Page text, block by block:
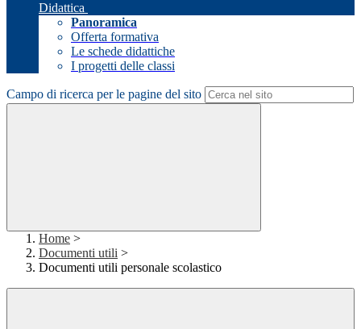
Didattica
Panoramica
Offerta formativa
Le schede didattiche
I progetti delle classi
Campo di ricerca per le pagine del sito
Home >
Documenti utili >
Documenti utili personale scolastico